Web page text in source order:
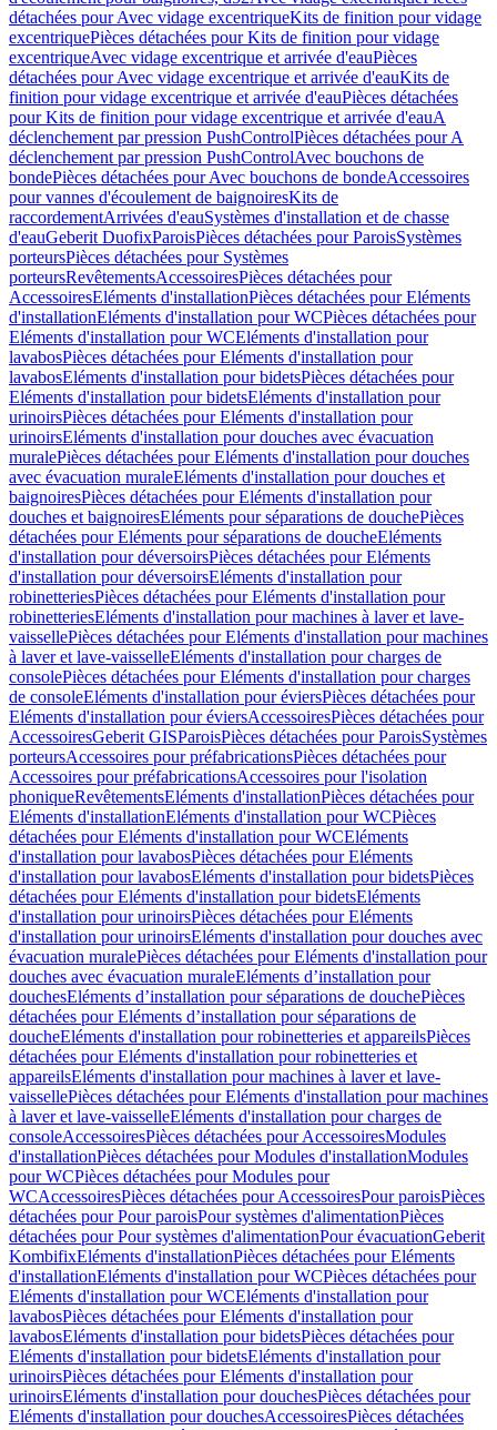
détachées pour Avec vidage excentriqueKits de finition pour vidage
excentriquePièces détachées pour Kits de finition pour vidage
excentriqueAvec vidage excentrique et arrivée d'eauPièces
détachées pour Avec vidage excentrique et arrivée d'eauKits de
finition pour vidage excentrique et arrivée d'eauPièces détachées
pour Kits de finition pour vidage excentrique et arrivée d'eauA
déclenchement par pression PushControlPièces détachées pour A
déclenchement par pression PushControlAvec bouchons de
bondePièces détachées pour Avec bouchons de bondeAccessoires
pour vannes d'écoulement de baignoiresKits de
raccordementArrivées d'eauSystèmes d'installation et de chasse
d'eauGeberit DuofixParoisPièces détachées pour ParoisSystèmes
porteursPièces détachées pour Systèmes
porteursRevêtementsAccessoiresPièces détachées pour
AccessoiresEléments d'installationPièces détachées pour Eléments
d'installationEléments d'installation pour WCPièces détachées pour
Eléments d'installation pour WCEléments d'installation pour
lavabosPièces détachées pour Eléments d'installation pour
lavabosEléments d'installation pour bidetsPièces détachées pour
Eléments d'installation pour bidetsEléments d'installation pour
urinoirsPièces détachées pour Eléments d'installation pour
urinoirsEléments d'installation pour douches avec évacuation
muralePièces détachées pour Eléments d'installation pour douches
avec évacuation muraleEléments d'installation pour douches et
baignoiresPièces détachées pour Eléments d'installation pour
douches et baignoiresEléments pour séparations de douchePièces
détachées pour Eléments pour séparations de doucheEléments
d'installation pour déversoirsPièces détachées pour Eléments
d'installation pour déversoirsEléments d'installation pour
robinetteriesPièces détachées pour Eléments d'installation pour
robinetteriesEléments d'installation pour machines à laver et lave-
vaissellePièces détachées pour Eléments d'installation pour machines
à laver et lave-vaisselleEléments d'installation pour charges de
consolePièces détachées pour Eléments d'installation pour charges
de consoleEléments d'installation pour éviersPièces détachées pour
Eléments d'installation pour éviersAccessoiresPièces détachées pour
AccessoiresGeberit GISParoisPièces détachées pour ParoisSystèmes
porteursAccessoires pour préfabricationsPièces détachées pour
Accessoires pour préfabricationsAccessoires pour l'isolation
phoniqueRevêtementsEléments d'installationPièces détachées pour
Eléments d'installationEléments d'installation pour WCPièces
détachées pour Eléments d'installation pour WCEléments
d'installation pour lavabosPièces détachées pour Eléments
d'installation pour lavabosEléments d'installation pour bidetsPièces
détachées pour Eléments d'installation pour bidetsEléments
d'installation pour urinoirsPièces détachées pour Eléments
d'installation pour urinoirsEléments d'installation pour douches avec
évacuation muralePièces détachées pour Eléments d'installation pour
douches avec évacuation muraleEléments d’installation pour
douchesEléments d’installation pour séparations de douchePièces
détachées pour Eléments d’installation pour séparations de
doucheEléments d'installation pour robinetteries et appareilsPièces
détachées pour Eléments d'installation pour robinetteries et
appareilsEléments d'installation pour machines à laver et lave-
vaissellePièces détachées pour Eléments d'installation pour machines
à laver et lave-vaisselleEléments d'installation pour charges de
consoleAccessoiresPièces détachées pour AccessoiresModules
d'installationPièces détachées pour Modules d'installationModules
pour WCPièces détachées pour Modules pour
WCAccessoiresPièces détachées pour AccessoiresPour paroisPièces
détachées pour Pour paroisPour systèmes d'alimentationPièces
détachées pour Pour systèmes d'alimentationPour évacuationGeberit
KombifixEléments d'installationPièces détachées pour Eléments
d'installationEléments d'installation pour WCPièces détachées pour
Eléments d'installation pour WCEléments d'installation pour
lavabosPièces détachées pour Eléments d'installation pour
lavabosEléments d'installation pour bidetsPièces détachées pour
Eléments d'installation pour bidetsEléments d'installation pour
urinoirsPièces détachées pour Eléments d'installation pour
urinoirsEléments d'installation pour douchesPièces détachées pour
Eléments d'installation pour douchesAccessoiresPièces détachées